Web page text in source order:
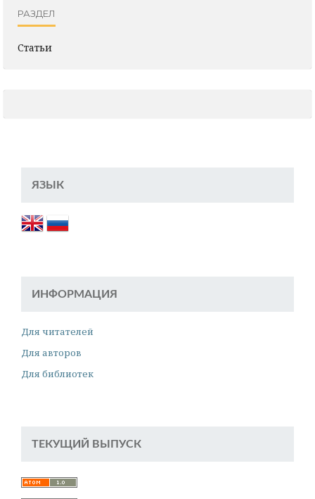
РАЗДЕЛ
Статьи
ЯЗЫК
ИНФОРМАЦИЯ
Для читателей
Для авторов
Для библиотек
ТЕКУЩИЙ ВЫПУСК